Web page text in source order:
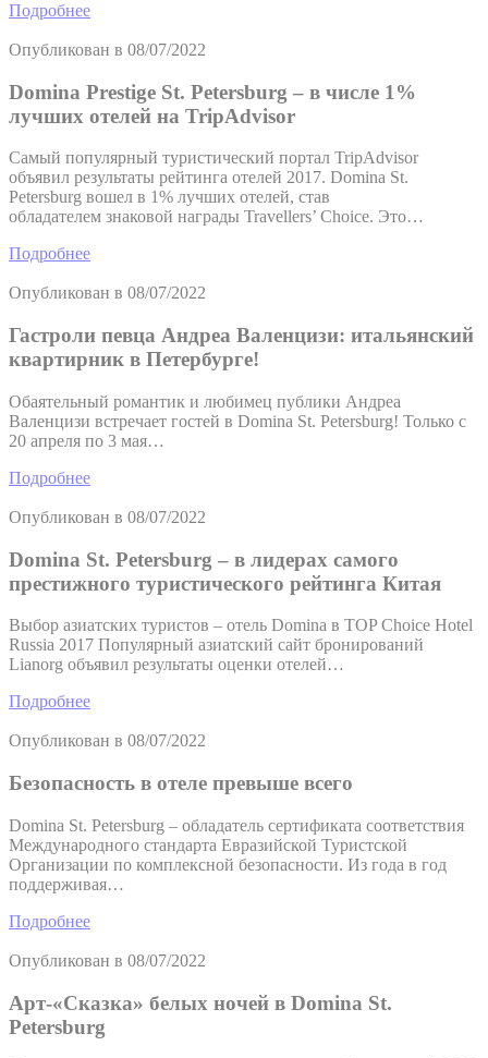
Подробнее
Опубликован в 08/07/2022
Domina Prestige St. Petersburg – в числе 1%
лучших отелей на TripAdvisor
Самый популярный туристический портал TripAdvisor
объявил результаты рейтинга отелей 2017. Domina St.
Petersburg вошел в 1% лучших отелей, став
обладателем знаковой награды Travellers’ Choice. Это…
Подробнее
Опубликован в 08/07/2022
Гастроли певца Андреа Валенцизи: итальянский
квартирник в Петербурге!
Обаятельный романтик и любимец публики Андреа
Валенцизи встречает гостей в Domina St. Petersburg! Только с
20 апреля по 3 мая…
Подробнее
Опубликован в 08/07/2022
Domina St. Petersburg – в лидерах самого
престижного туристического рейтинга Китая
Выбор азиатских туристов – отель Domina в TOP Choice Hotel
Russia 2017 Популярный азиатский сайт бронирований
Lianorg объявил результаты оценки отелей…
Подробнее
Опубликован в 08/07/2022
Безопасность в отеле превыше всего
Domina St. Petersburg – обладатель сертификата соответствия
Международного стандарта Евразийской Туристской
Организации по комплексной безопасности. Из года в год
поддерживая…
Подробнее
Опубликован в 08/07/2022
Арт-«Сказка» белых ночей в Domina St.
Petersburg